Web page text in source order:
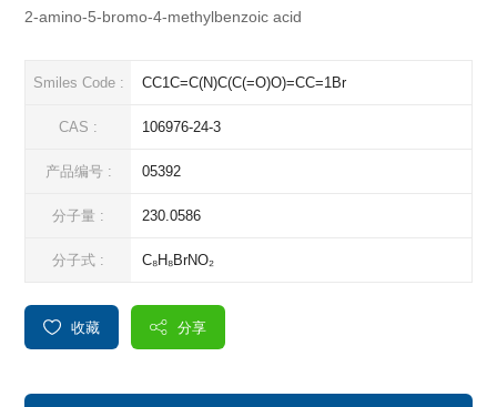
2-amino-5-bromo-4-methylbenzoic acid
Smiles Code : CC1C=C(N)C(C(=O)O)=CC=1Br
CAS : 106976-24-3
产品编号 : 05392
分子量 : 230.0586
分子式 : C₈H₈BrNO₂
收藏 分享